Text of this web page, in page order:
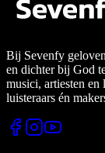
Bij Sevenfy
en dichter bij God
musici, artiesten en
luisteraars én